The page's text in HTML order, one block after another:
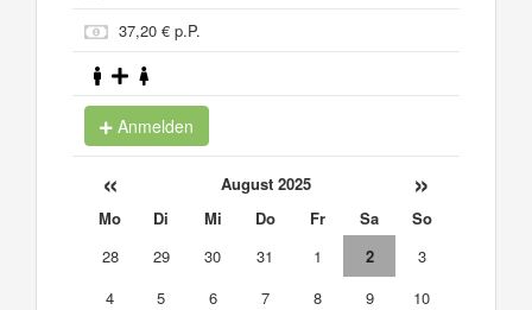
37,20 € p.P.
Anmelden
« August 2025 »
Mo Di Mi Do Fr Sa
So
28
29 30 31 1 2
3
4
5 6 7 8 9
10